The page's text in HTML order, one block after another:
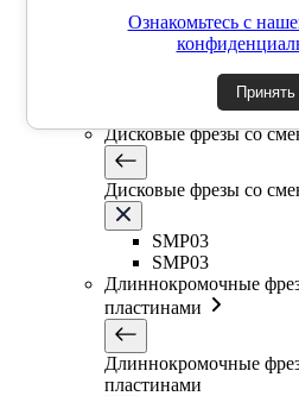
SSK
SSP
Дисковые фрезы со
Дисковые фрезы со
SMP03
SMP03
Длиннокромочные
пластинами
Длиннокромочные
пластинами
Ознакомьтесь с
Принять